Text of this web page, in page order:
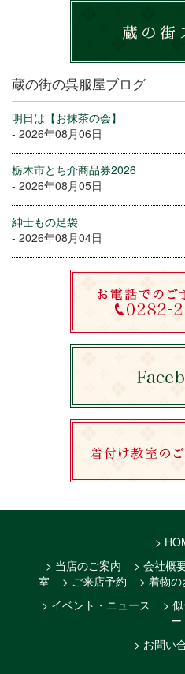
蔵の街の呉服屋ブログ
明日は【お抹茶の会】
- 2026年08月06日
栃木市とち介商品券2026
- 2026年08月05日
紳士もの足袋
- 2026年08月04日
>
> 当店のご案内
> 会社概
室
> ご来店予約 > 着物
> イベント・ニュース
>
ー
> お問い